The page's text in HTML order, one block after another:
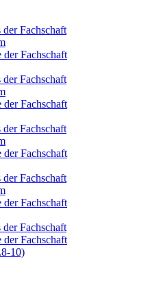
der Fachschaft
Fachschaft
der Fachschaft
Fachschaft
der Fachschaft
Fachschaft
der Fachschaft
Fachschaft
der Fachschaft
Fachschaft
10)